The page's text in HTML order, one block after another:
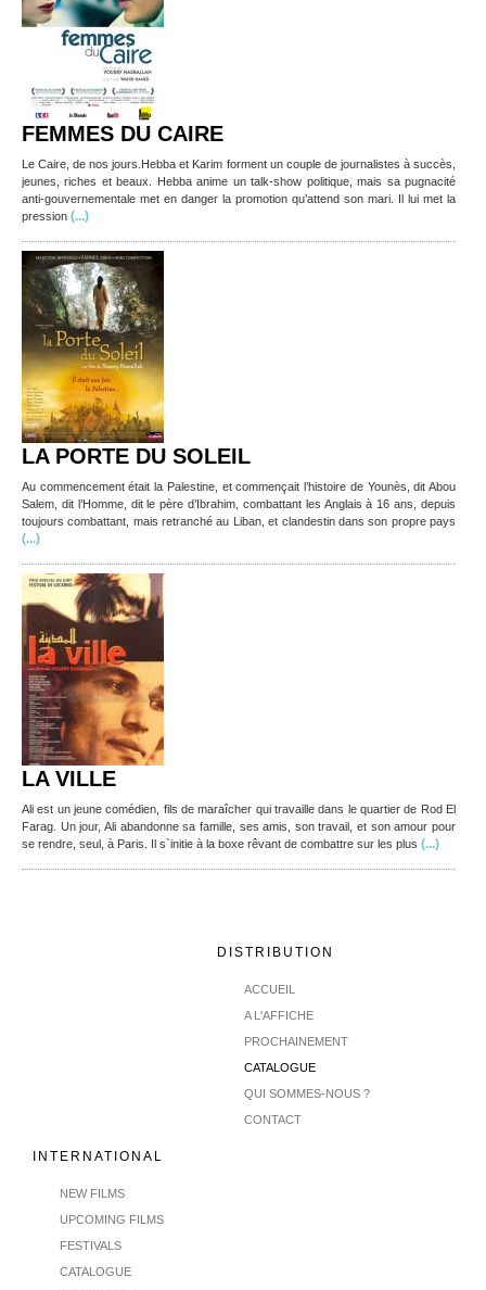
FEMMES DU CAIRE
Le Caire, de nos jours.Hebba et Karim forment un couple de journalistes à succès,
jeunes, riches et beaux. Hebba anime un talk-show politique, mais sa pugnacité
anti-gouvernementale met en danger la promotion qu’attend son mari. Il lui met la
pression (...)
LA PORTE DU SOLEIL
Au commencement était la Palestine, et commençait l’histoire de Younès, dit Abou
Salem, dit l’Homme, dit le père d’Ibrahim, combattant les Anglais à 16 ans, depuis
toujours combattant, mais retranché au Liban, et clandestin dans son propre pays
(...)
LA VILLE
Ali est un jeune comédien, fils de maraîcher qui travaille dans le quartier de Rod El
Farag. Un jour, Ali abandonne sa famille, ses amis, son travail, et son amour pour
se rendre, seul, à Paris. Il s`initie à la boxe rêvant de combattre sur les plus (...)
DISTRIBUTION
ACCUEIL
A L'AFFICHE
PROCHAINEMENT
CATALOGUE
QUI SOMMES-NOUS ?
CONTACT
INTERNATIONAL
NEW FILMS
UPCOMING FILMS
FESTIVALS
CATALOGUE